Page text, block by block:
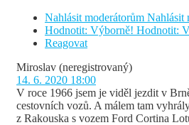
Nahlásit moderátorům Nahlásit
Hodnotit: Výborně! Hodnotit:
Reagovat
Miroslav (neregistrovaný)
14. 6. 2020 18:00
V roce 1966 jsem je viděl jezdit v
cestovních vozů. A málem tam
z Rakouska s vozem Ford Cortina